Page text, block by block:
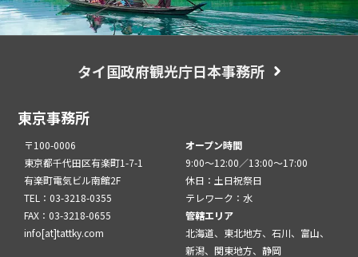
タイ国政府観光庁日本事務所
東京事務所
〒100-0006
東京都千代田区有楽町1-7-1
有楽町電気ビル南館2F
TEL：03-3218-0355
FAX：03-3218-0655
info[at]tattky.com
オープン時間
9:00～12:00／13:00～17:00
休日：土日祝祭日
テレワーク：水
管轄エリア
北海道、東北地方、石川、富山、
新潟、関東地方、静岡